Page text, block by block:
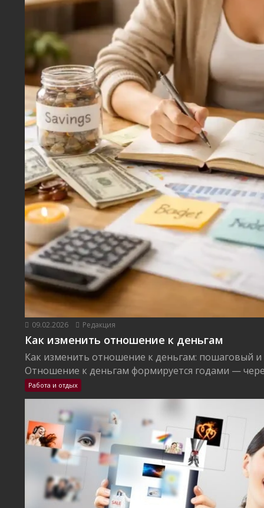
09.02.2026 Редакция
Как изменить отношение к деньгам
Как изменить отношение к деньгам: пошаговый
Отношение к деньгам формируется годами —
Работа и отдых